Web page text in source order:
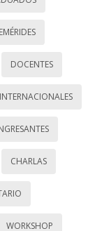
DOCENTES
CHARLAS
WORKSHOP